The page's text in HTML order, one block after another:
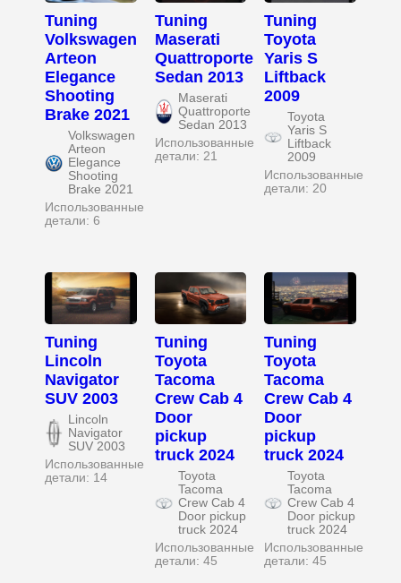
Tuning
Volkswagen
Arteon
Elegance
Shooting
Brake 2021
Volkswagen
Arteon
Elegance
Shooting
Brake 2021
Использованные
детали: 6
Tuning
Maserati
Quattroporte
Sedan 2013
Maserati
Quattroporte
Sedan 2013
Использованные
детали: 21
Tuning
Toyota
Yaris S
Liftback
2009
Toyota
Yaris S
Liftback
2009
Использованные
детали: 20
Tuning
Lincoln
Navigator
SUV 2003
Lincoln
Navigator
SUV 2003
Использованные
детали: 14
Tuning
Toyota
Tacoma
Crew Cab 4
Door
pickup
truck 2024
Toyota
Tacoma
Crew Cab 4
Door pickup
truck 2024
Использованные
детали: 45
Tuning
Toyota
Tacoma
Crew Cab 4
Door
pickup
truck 2024
Toyota
Tacoma
Crew Cab 4
Door pickup
truck 2024
Использованные
детали: 45